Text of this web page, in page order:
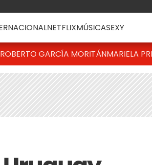
NETFLIXMÚSICASEXY
ROBERTO GARCÍA MORITÁNMARIELA